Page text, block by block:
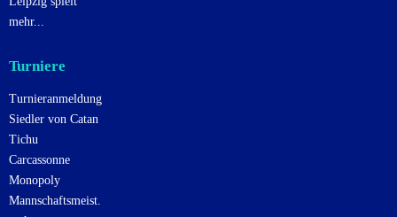
mehr...
Turniere
Turnieranmeldung
Siedler von Catan
Tichu
Carcassonne
Monopoly
Mannschaftsmeist.